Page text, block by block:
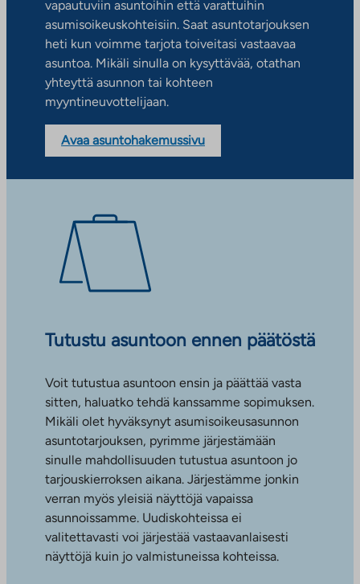
vapautuviin asuntoihin että varattuihin
asumisoikeuskohteisiin. Saat asuntotarjouksen
heti kun voimme tarjota toiveitasi vastaavaa
asuntoa. Mikäli sinulla on kysyttävää, otathan
yhteyttä asunnon tai kohteen
myyntineuvottelijaan.
Avaa asuntohakemussivu
Tutustu asuntoon ennen päätöstä
Voit tutustua asuntoon ensin ja päättää vasta
sitten, haluatko tehdä kanssamme sopimuksen.
Mikäli olet hyväksynyt asumisoikeusasunnon
asuntotarjouksen, pyrimme järjestämään
sinulle mahdollisuuden tutustua asuntoon jo
tarjouskierroksen aikana. Järjestämme jonkin
verran myös yleisiä näyttöjä vapaissa
asunnoissamme. Uudiskohteissa ei
valitettavasti voi järjestää vastaavanlaisesti
näyttöjä kuin jo valmistuneissa kohteissa.